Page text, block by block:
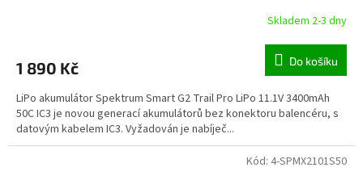
Skladem 2-3 dny
1 890 Kč Do košíku
LiPo akumulátor Spektrum Smart G2 Trail Pro LiPo 11.1V 3400mAh
50C IC3 je novou generací akumulátorů bez konektoru balencéru, s
datovým kabelem IC3. Vyžadován je nabíječ...
Kód: 4-SPMX2101S50